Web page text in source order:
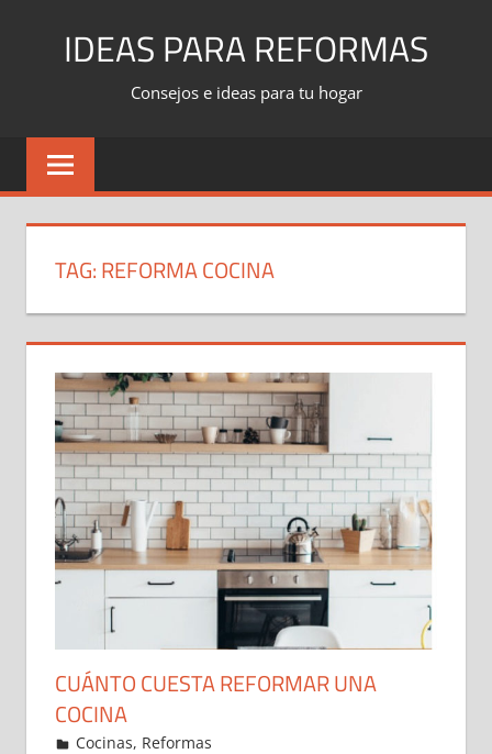
IDEAS PARA REFORMAS
Consejos e ideas para tu hogar
TAG:REFORMA COCINA
CUÁNTO CUESTA REFORMAR UNA
COCINA
30 de December de 2021
ideas2021
Cocinas, Reformas